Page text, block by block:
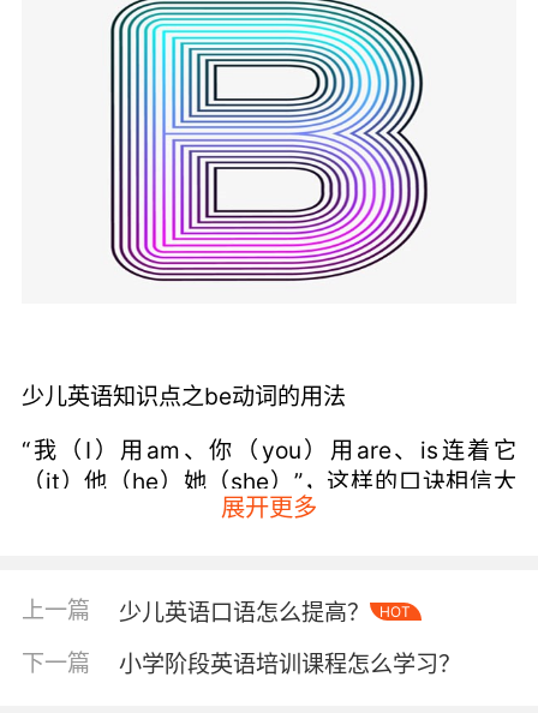
少儿英语知识点之be动词的用法
“我（I）用am、你（you）用are、is连着它
（it）他（he）她（she）”，这样的口诀相信大
家都会。还有就是单数名词要使用is，而复数名
了。
展开更多
上一篇 少儿英语口语怎么提高？ HOT
下一篇 小学阶段英语培训课程怎么学习？